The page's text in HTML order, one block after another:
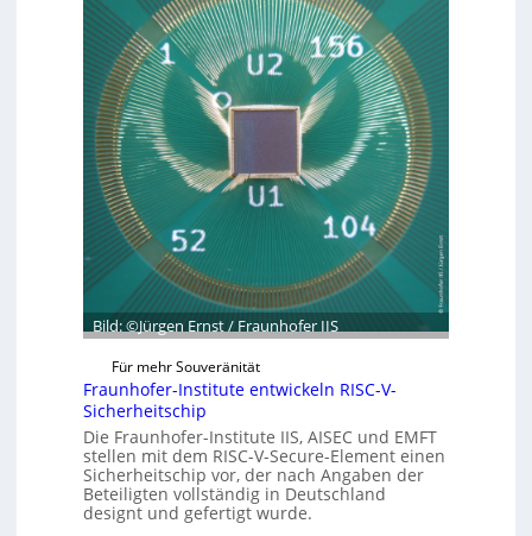
e
n
u
m
C
y
b
R
e
s
i
l
i
e
c
e
A
c
t
g
r
ü
n
t
G
e
s
c
h
ä
t
s
e
i
n
h
e
Bild: ©Jürgen Ernst / Fraunhofer IIS
Für mehr Souveränität
Fraunhofer-Institute entwickeln RISC-V-
Sicherheitschip
Die Fraunhofer-Institute IIS, AISEC und EMFT
stellen mit dem RISC-V-Secure-Element einen
Sicherheitschip vor, der nach Angaben der
Beteiligten vollständig in Deutschland
designt und gefertigt wurde.